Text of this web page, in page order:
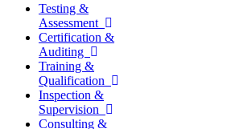
Testing &
Assessment
Certification &
Auditing
Training &
Qualification
Inspection &
Supervision
Consulting &